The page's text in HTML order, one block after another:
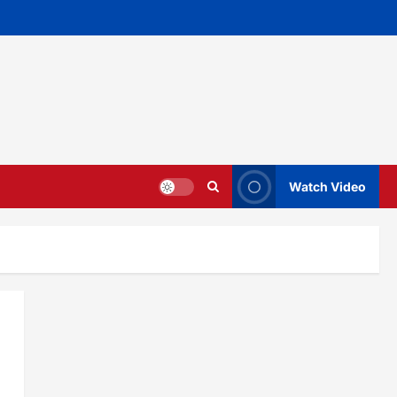
Watch Video